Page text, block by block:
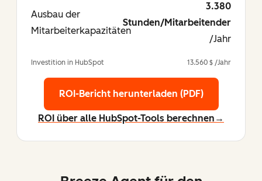
Ausbau der
Mitarbeiterkapazitäten
3.380
Stunden/Mitarbeitender
/Jahr
Investition in HubSpot 13.560 $ /Jahr
ROI-Bericht herunterladen (PDF)
ROI über alle HubSpot-Tools berechnen→